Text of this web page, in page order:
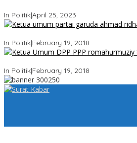
In Politik|April 25, 2023
In Politik|February 19, 2018
In Politik|February 19, 2018